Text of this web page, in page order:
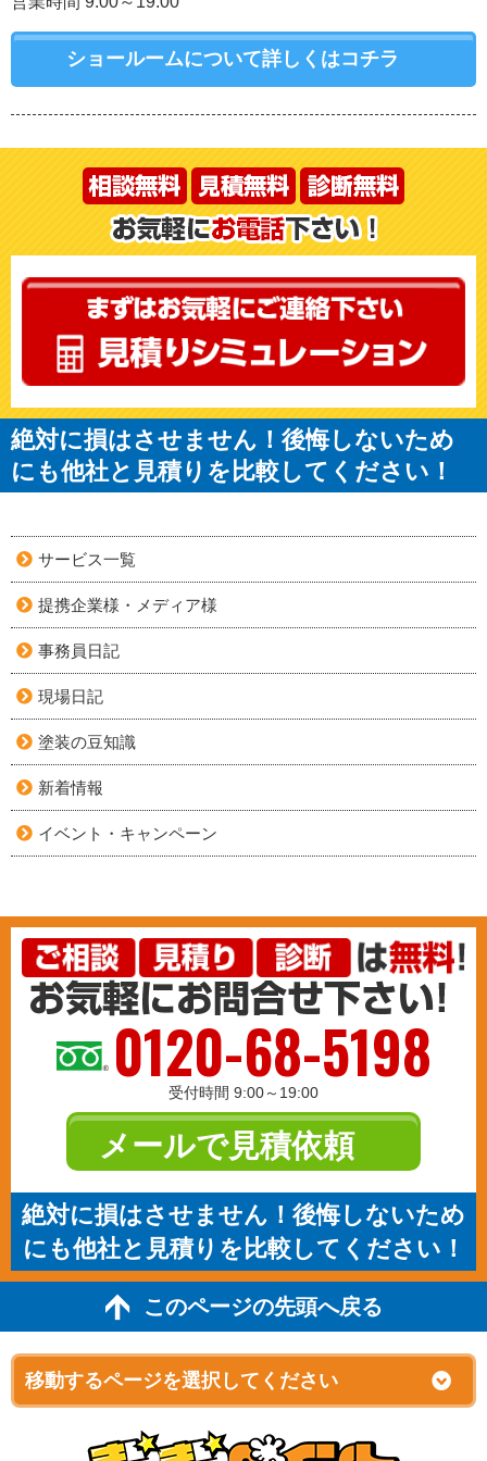
ショールームについて詳しくはコチラ
絶対に損はさせません！後悔しないため
にも他社と見積りを比較してください！
サービス一覧
提携企業様・メディア様
事務員日記
現場日記
塗装の豆知識
新着情報
イベント・キャンペーン
0120-68-5198
受付時間 9:00～19:00
メールで見積依頼
絶対に損はさせません！後悔しないため
にも他社と見積りを比較してください！
このページの先頭へ戻る